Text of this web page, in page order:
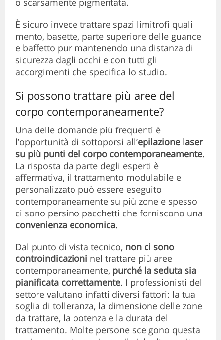
o scarsamente pigmentata.
È sicuro invece trattare spazi limitrofi quali
mento, basette, parte superiore delle guance
e baffetto pur mantenendo una distanza di
sicurezza dagli occhi e con tutti gli
accorgimenti che specifica lo studio.
Si possono trattare più aree del
corpo contemporaneamente?
Una delle domande più frequenti è
l’opportunità di sottoporsi all’epilazione laser
su più punti del corpo contemporaneamente.
La risposta da parte degli esperti è
affermativa, il trattamento modulabile e
personalizzato può essere eseguito
contemporaneamente su più zone e spesso
ci sono persino pacchetti che forniscono una
convenienza economica.
Dal punto di vista tecnico, non ci sono
controindicazioni nel trattare più aree
contemporaneamente, purché la seduta sia
pianificata correttamente. I professionisti del
settore valutano infatti diversi fattori: la tua
soglia di tolleranza, la dimensione delle zone
da trattare, la potenza e la durata del
trattamento. Molte persone scelgono questa